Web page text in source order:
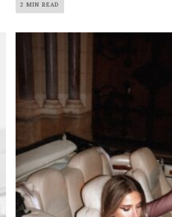
2 MIN READ